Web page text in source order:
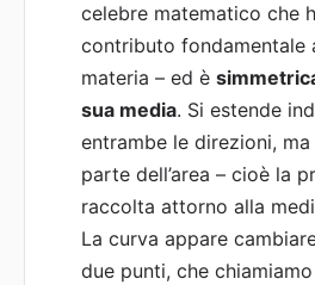
celebre matematico che
contributo fondamentale
materia – ed è
sua media. Si estende
entrambe le direzioni,
parte dell’area – cioè la
raccolta attorno alla
La curva appare
due punti, che chiamiamo